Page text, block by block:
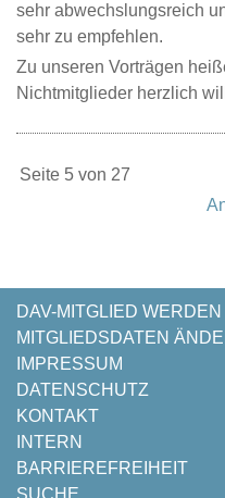
sehr abwechslungsreich
sehr zu empfehlen.
Zu unseren Vorträgen
Nichtmitglieder herzlich
Seite 5 von 27
NAVIGATION
ÜBERSPRINGEN
DAV-MITGLIED WERDEN
MITGLIEDSDATEN
IMPRESSUM
DATENSCHUTZ
KONTAKT
INTERN
BARRIEREFREIHEIT
SUCHE